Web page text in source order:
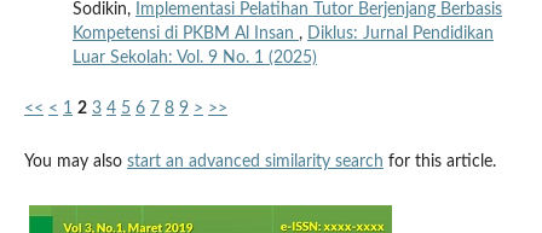
Sodikin,
Implementasi Pelatihan Tutor Berjenjang Berbasis
Kompetensi di PKBM Al Insan , Diklus: Jurnal Pendidikan
Luar Sekolah: Vol. 9 No. 1 (2025)
<< < 1 2 3 4 5 6 7 8 9 > >>
You may also start an advanced similarity search for this article.